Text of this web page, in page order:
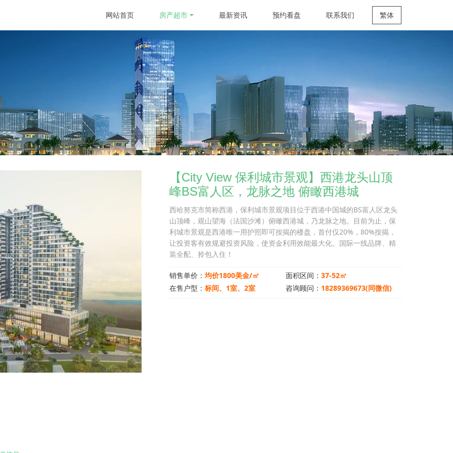
网站首页 房产超市 最新资讯 预约看盘 联系我们 繁体
【City View 保利城市景观】西港龙头山顶
峰BS富人区，龙脉之地 俯瞰西港城
西哈努克市简称西港，保利城市景观项目位于西港中国城的BS富人区龙头
山顶峰，观山望海（法国沙滩）俯瞰西港城，乃龙脉之地。目前为止，保
利城市景观是西港唯一用护照即可按揭的楼盘，首付仅20%，80%按揭，
让投资客有效规避投资风险，使资金利用效能最大化。国际一线品牌、精
装全配、拎包入住！
销售单价：均价1800美金/㎡ 面积区间：37-52㎡
在售户型： 标间、1室、2室 咨询顾问： 18289369673(同微信)